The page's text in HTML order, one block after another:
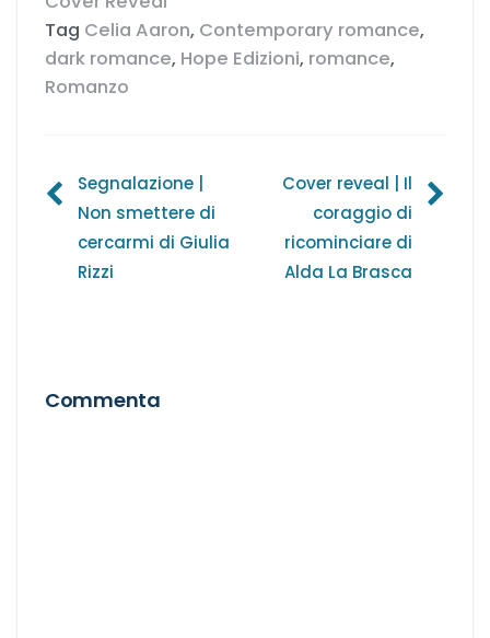
Tag Celia Aaron, Contemporary romance,
dark romance, Hope Edizioni, romance,
Romanzo
Navigazione
articoli
Segnalazione |
Non smettere di
cercarmi di Giulia
Rizzi
Cover reveal | Il
coraggio di
ricominciare di
Alda La Brasca
Commenta